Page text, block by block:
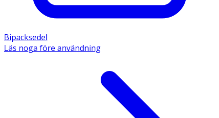
Bipacksedel
Läs noga före användning